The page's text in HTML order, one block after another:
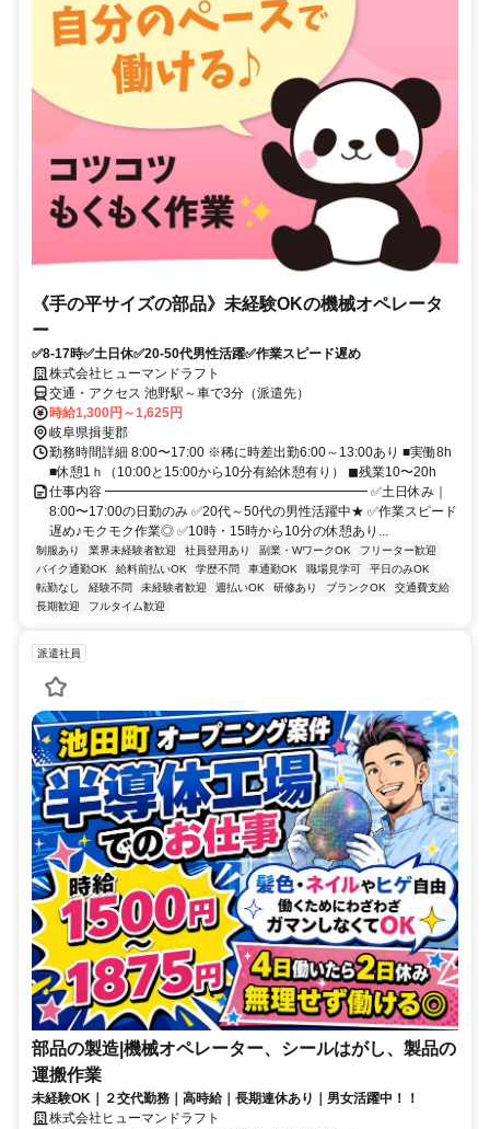
《手の平サイズの部品》未経験OKの機械オペレータ
ー
✅8-17時✅土日休✅20-50代男性活躍✅作業スピード遅め
株式会社ヒューマンドラフト
交通・アクセス 池野駅～車で3分（派遣先）
時給1,300円～1,625円
岐阜県揖斐郡
勤務時間詳細 8:00〜17:00 ※稀に時差出勤6:00～13:00あり ■実働8h
■休憩1ｈ（10:00と15:00から10分有給休憩有り） ◼︎残業10〜20h
仕事内容 ━━━━━━━━━━━━━━━━━━━━ ✅土日休み｜
8:00〜17:00の日勤のみ ✅20代～50代の男性活躍中★ ✅作業スピード
遅め♪モクモク作業◎ ✅10時・15時から10分の休憩あり...
制服あり 業界未経験者歓迎 社員登用あり 副業・WワークOK
フリーター歓迎
バイク通勤OK
給料前払いOK 学歴不問 車通勤OK 職場見学可
平日のみOK
転勤なし
経験不問 未経験者歓迎 週払いOK 研修あり ブランクOK
交通費支給
長期歓迎
フルタイム歓迎
派遣社員
部品の製造|機械オペレーター、シールはがし、製品の
運搬作業
未経験OK｜２交代勤務｜高時給｜長期連休あり｜男女活躍中！！
株式会社ヒューマンドラフト